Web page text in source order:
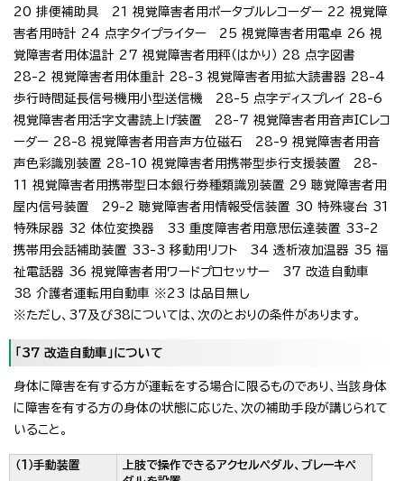
20 排便補助具 21 視覚障害者用ポータブルレコーダー 22 視覚障
害者用時計 24 点字タイプライター 25 視覚障害者用電卓 26 視
覚障害者用体温計 27 視覚障害者用秤（はかり） 28 点字図書
28-2 視覚障害者用体重計 28-3 視覚障害者用拡大読書器 28-4
歩行時間延長信号機用小型送信機 28-5 点字ディスプレイ 28-6
視覚障害者用活字文書読上げ装置 28-7 視覚障害者用音声ICレコ
ーダー 28-8 視覚障害者用音声方位磁石 28-9 視覚障害者用音
声色彩識別装置 28-10 視覚障害者用携帯型歩行支援装置 28-
11 視覚障害者用携帯型日本銀行券種類識別装置 29 聴覚障害者用
屋内信号装置 29-2 聴覚障害者用情報受信装置 30 特殊寝台 31
特殊尿器 32 体位変換器 33 重度障害者用意思伝達装置 33-2
携帯用会話補助装置 33-3 移動用リフト 34 透析液加温器 35 福
祉電話器 36 視覚障害者用ワードプロセッサー 37 改造自動車
38 介護者運転用自動車 ※23 は品目無し
※ただし、37及び38については、次のとおりの条件があります。
「37 改造自動車」について
身体に障害を有する方が運転をする場合に限るものであり、当該身体
に障害を有する方の身体の状態に応じた、次の補助手段が講じられて
いること。
（1）手動装置
上肢で操作できるアクセルペダル、ブレーキペ